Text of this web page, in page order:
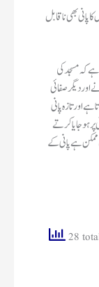
پانی بھی ناقابل
کہ مسجد کی
دیگر صفائی
اور تازہ پانی
ہو جایا کرتے
ہے پانی کے
28